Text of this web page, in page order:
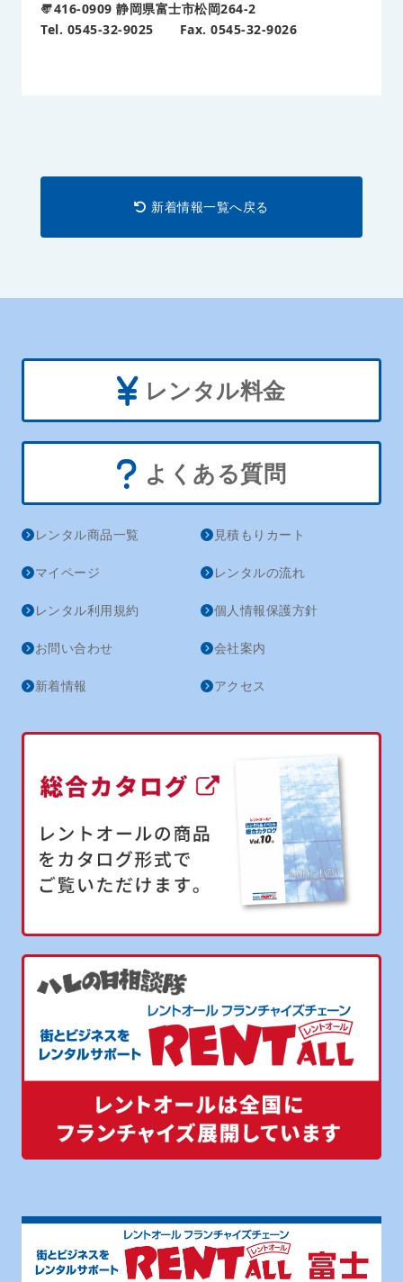
〠416-0909静岡県富士市松岡264-2
Tel. 0545-32-9025
Fax. 0545-32-9026
新着情報一覧へ戻る
レンタル料金
よくある質問
レンタル商品一覧 見積もりカート
マイページ レンタルの流れ
レンタル利用規約 個人情報保護方針
お問い合わせ 会社案内
新着情報 アクセス